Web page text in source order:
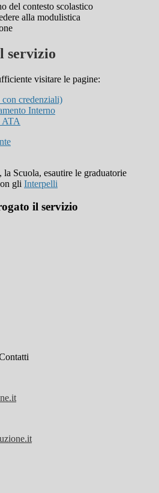
del contesto scolastico
alla modulistica
servizio
visitare le pagine:
con credenziali)
Interno
ATA
Scuola, esautire le graduatorie
gli Interpelli
il servizio